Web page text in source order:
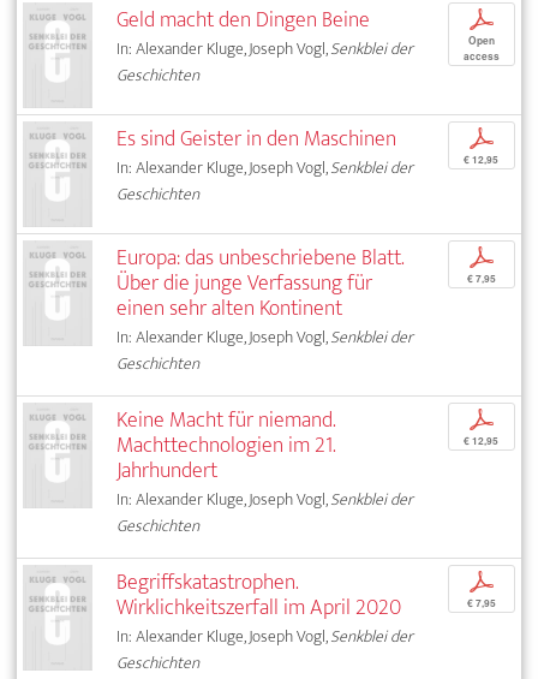
Geld macht den Dingen Beine
In: Alexander Kluge, Joseph Vogl,Senkblei der
Geschichten
p
Open
access
Es sind Geister in den Maschinen
In: Alexander Kluge, Joseph Vogl,Senkblei der
Geschichten
p
€ 12,95
Europa: das unbeschriebene Blatt.
Über die junge Verfassung für
einen sehr alten Kontinent
In: Alexander Kluge, Joseph Vogl,Senkblei der
Geschichten
p
€ 7,95
Keine Macht für niemand.
Machttechnologien im 21.
Jahrhundert
In: Alexander Kluge, Joseph Vogl,Senkblei der
Geschichten
p
€ 12,95
Begriffskatastrophen.
Wirklichkeitszerfall im April 2020
In: Alexander Kluge, Joseph Vogl,Senkblei der
Geschichten
p
€ 7,95